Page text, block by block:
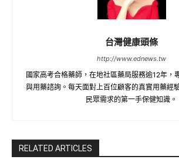
台灣健康頭條
http://www.ednews.tw
國家高考合格藥師，在地社區藥局服務逾12年，
與用藥諮詢。每天面對上百位顧客的真實用藥經
民眾需求的第一手保健知識。
RELATED ARTICLES